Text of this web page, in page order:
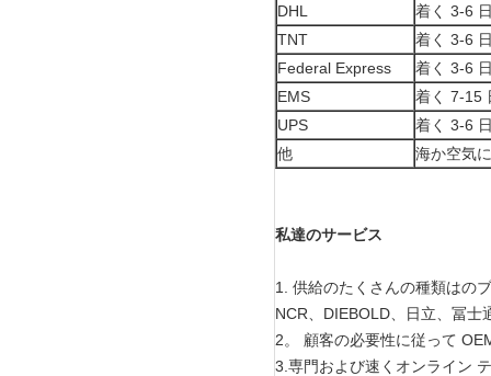
DHL
着く 3-6
TNT
着く 3-6
Federal Express
着く 3-6
EMS
着く 7-15
UPS
着く 3-6
他
海か空気
私達のサービス
1. 供給のたくさんの種類はの
NCR、DIEBOLD、日立、冨士
2。 顧客の必要性に従って
3.専門および速くオンライン